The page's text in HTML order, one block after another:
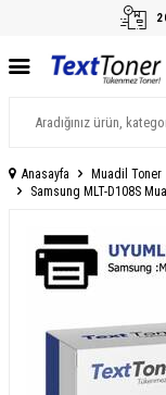
Anasayfa Muadil Toner
Samsung MLT-D108S